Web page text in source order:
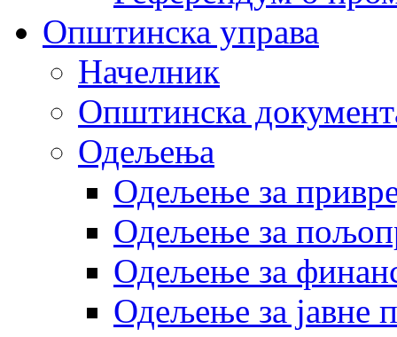
Општинска управа
Начелник
Општинска
Одељења
Одељење за
Одељење за
Одељење за
Одељење за јавне